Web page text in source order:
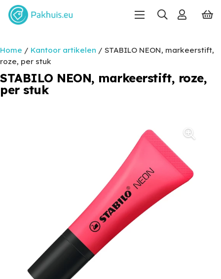
Home / Kantoor artikelen / STABILO NEON, markeerstift,
roze, per stuk
STABILO NEON, markeerstift, roze,
per stuk